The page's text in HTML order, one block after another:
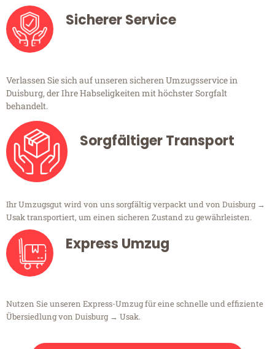
Sicherer Service
Verlassen Sie sich auf unseren sicheren Umzugsservice in
Duisburg, der Ihre Habseligkeiten mit höchster Sorgfalt
behandelt.
Sorgfältiger Transport
Ihr Umzugsgut wird von uns sorgfältig verpackt und von Duisburg →
Usak transportiert, um einen sicheren Zustand zu gewährleisten.
Express Umzug
Nutzen Sie unseren Express-Umzug für eine schnelle und effiziente
Übersiedlung von Duisburg → Usak.